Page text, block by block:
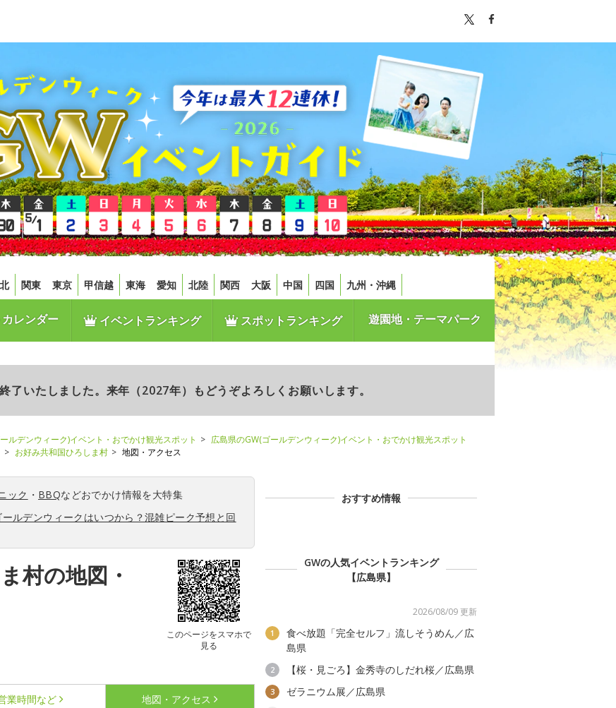
関東 東京 甲信越 東海 愛知 北陸 関西 大阪 中国 四国 九州・沖縄
レンダー イベントランキング スポットランキング 遊園地・テーマパーク
了いたしました。来年（2027年）もどうぞよろしくお願いします。
ルデンウィーク)イベント・おでかけ観光スポット
広島県のGW(ゴールデンウィーク)イベント・おでかけ観光スポット
お好み共和国ひろしま村 地図・アクセス
ック ・ BBQなどおでかけ情報を大特集
ルデンウィークはいつから？混雑ピーク予想と回
村の地図・
このページをスマホで
見る
業時間など 地図・アクセス
おすすめ情報
GWの人気イベントランキング
【広島県】
2026/08/09 更新
1
食べ放題「完全セルフ」流しそうめん／広
島県
2 【桜・見ごろ】金秀寺のしだれ桜／広島県
3 ゼラニウム展／広島県